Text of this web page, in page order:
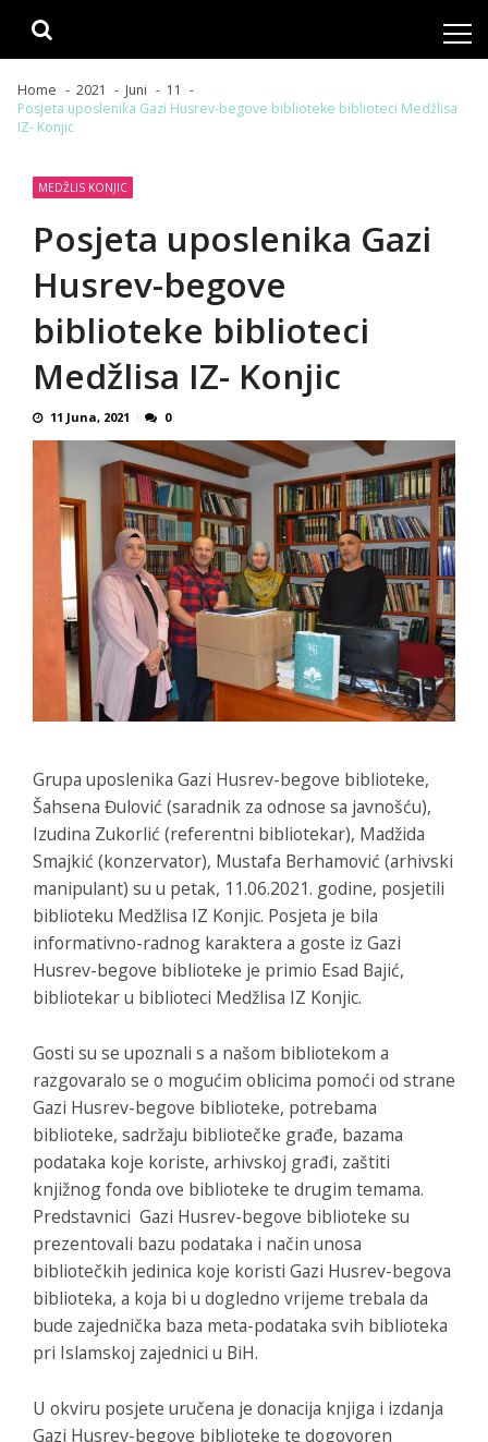
Home 2021 Juni
11
Posjeta uposlenika Gazi Husrev-begove biblioteke biblioteci Medžlisa
IZ- Konjic
MEDŽLIS KONJIC
Posjeta uposlenika Gazi
Husrev-begove
biblioteke biblioteci
Medžlisa IZ- Konjic
11 Juna, 2021 0
Grupa uposlenika Gazi Husrev-begove biblioteke,
Šahsena Đulović (saradnik za odnose sa javnošću),
Izudina Zukorlić (referentni bibliotekar), Madžida
Smajkić (konzervator), Mustafa Berhamović (arhivski
manipulant) su u petak, 11.06.2021. godine, posjetili
biblioteku Medžlisa IZ Konjic. Posjeta je bila
informativno-radnog karaktera a goste iz Gazi
Husrev-begove biblioteke je primio Esad Bajić,
bibliotekar u biblioteci Medžlisa IZ Konjic.
Gosti su se upoznali s a našom bibliotekom a
razgovaralo se o mogućim oblicima pomoći od strane
Gazi Husrev-begove biblioteke, potrebama
biblioteke, sadržaju bibliotečke građe, bazama
podataka koje koriste, arhivskoj građi, zaštiti
knjižnog fonda ove biblioteke te drugim temama.
Predstavnici Gazi Husrev-begove biblioteke su
prezentovali bazu podataka i način unosa
bibliotečkih jedinica koje koristi Gazi Husrev-begova
biblioteka, a koja bi u dogledno vrijeme trebala da
bude zajednička baza meta-podataka svih biblioteka
pri Islamskoj zajednici u BiH.
U okviru posjete uručena je donacija knjiga i izdanja
Gazi Husrev-begove biblioteke te dogovoren